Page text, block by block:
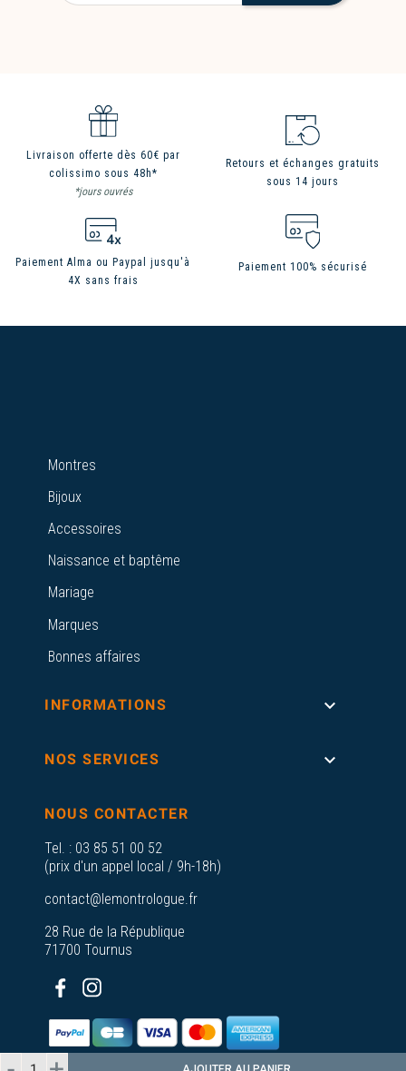
Livraison offerte dès 60€ par
colissimo sous 48h*
*jours ouvrés
Retours et échanges gratuits
sous 14 jours
Paiement Alma ou Paypal jusqu'à
4X sans frais
Paiement 100% sécurisé
Montres
Bijoux
Accessoires
Naissance et baptême
Mariage
Marques
Bonnes affaires
INFORMATIONS 
NOS SERVICES 
NOUS CONTACTER
Tel. : 03 85 51 00 52
(prix d'un appel local / 9h-18h)
contact@lemontrologue.fr
28 Rue de la République
71700 Tournus